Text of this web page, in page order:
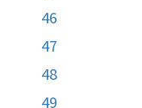
46
47
48
49